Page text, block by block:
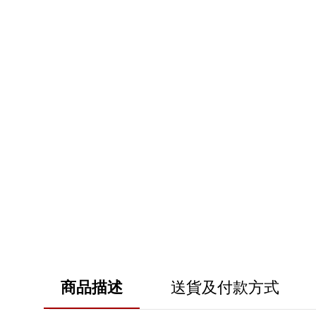
商品描述 送貨及付款方式